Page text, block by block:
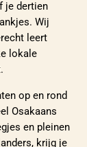
je dertien
Wij
leert
lokale
op en rond
Osakaans
en pleinen
krijg je